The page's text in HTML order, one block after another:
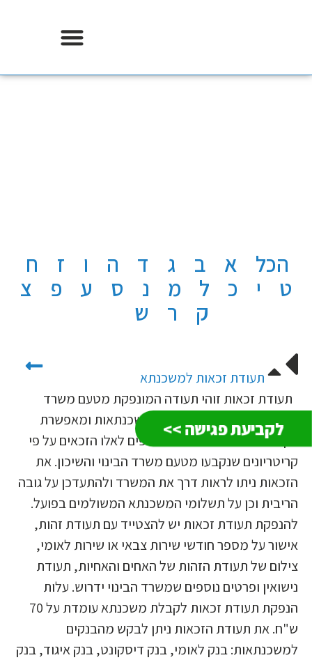
לקביעת פגישה >>
הכל א ב ג ד ה ו ז
ח
ט
י כ ל מ נ ס ע פ
צ
ק
ר ש
תעודת זכאות למשכנתא
תעודת זכאות זוהי תעודה המונפקת מטעם משרד
הבינוי והשיכון דרך הבנקים למשכנתאות ומאפשרת
לקחת משכנתא בתנאים מועדפים לאלו הזכאים על פי
קריטריונים שנקבעו מטעם משרד הבינוי והשיכון. את
הזכאות ניתו לראות דרך את המשרד ולהתעדכן על גובה
הריבית וכן על תשלומי המשכנתא המשולמים בפועל.
להנפקת תעודת זכאות יש להצטייד עם תעודת זהות,
אישור על מספר חודשי שירות צבאי או שירות לאומי,
צילום של תעודת הזהות של האחים והאחיות, תעודת
נישואין ופרטים נוספים שמשרד הבינוי ידרוש. עלות
הנפקת תעודת זכאות לקבלת משכנתא עומדת על 70
ש"ח. את תעודת הזכאות ניתן לבקש מהבנקים
למשכנתאות: בנק לאומי, בנק דיסקונט, בנק איגוד, בנק